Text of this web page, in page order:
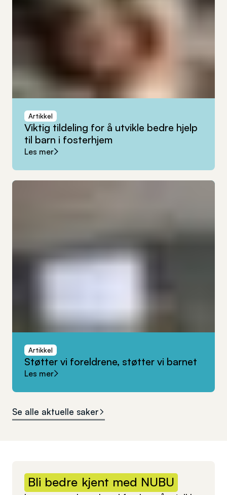
Artikkel
Viktig tildeling for å utvikle bedre hjelp
til barn i fosterhjem
Les mer
Artikkel
Støtter vi foreldrene, støtter vi barnet
Les mer
Se alle aktuelle saker
Bli bedre kjent med NUBU